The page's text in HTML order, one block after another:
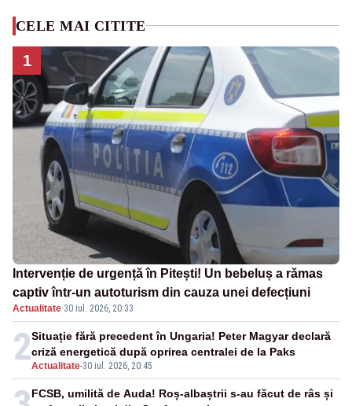
CELE MAI CITITE
1
Intervenție de urgență în Pitești! Un bebeluș a rămas
captiv într-un autoturism din cauza unei defecțiuni
Actualitate·30 iul. 2026, 20:33
2Actualitate-30 iul. 2026, 20:45
Situație fără precedent în Ungaria! Peter Magyar declară
criză energetică după oprirea centralei de la Paks
FCSB, umilită de Auda! Roș-albaștrii s-au făcut de râs și